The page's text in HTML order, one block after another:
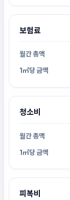
보험료
청소비
피복비